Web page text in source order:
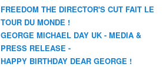
FREEDOM THE DIRECTOR'S CUT FAIT LE
TOUR DU MONDE !
GEORGE MICHAEL DAY UK - MEDIA &
PRESS RELEASE -
HAPPY BIRTHDAY DEAR GEORGE !